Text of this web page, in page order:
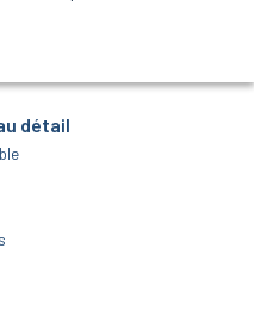
détail